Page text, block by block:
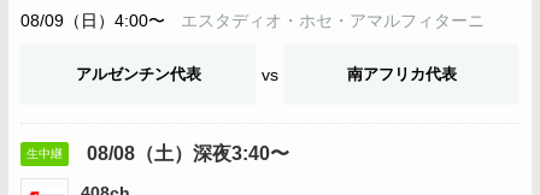
08/09（日）4:00〜 エスタディオ・ホセ・アマルフィターニ
アルゼンチン代表 vs 南アフリカ代表
生中継 08/08（土）深夜3:40〜